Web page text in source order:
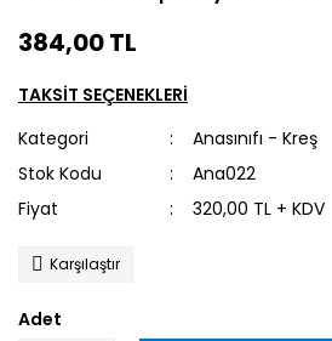
384,00 TL
TAKSİT SEÇENEKLERİ
Kategori
Anasınıfı - Kreş
Stok Kodu
Ana022
Fiyat
320,00 TL + KDV
Karşılaştır
Adet